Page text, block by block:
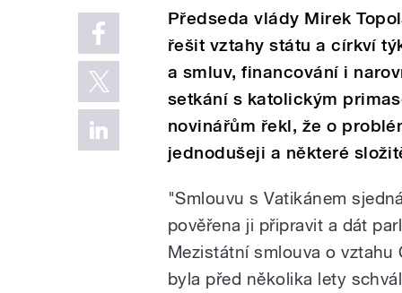
Předseda vlády Mirek
řešit vztahy státu a církví
a smluv, financování i
setkání s katolickým
novinářům řekl, že o
jednodušeji a některé
"Smlouvu s Vatikánem
pověřena ji připravit a dát
Mezistátní smlouva o
byla před několika lety